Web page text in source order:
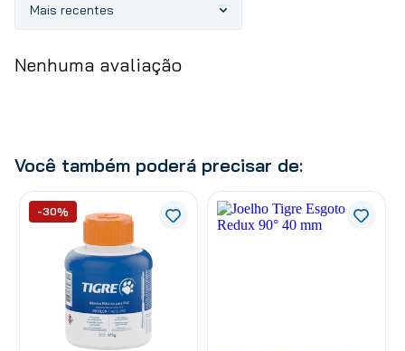
Mais recentes
Nenhuma avaliação
Você também poderá precisar de:
-30%